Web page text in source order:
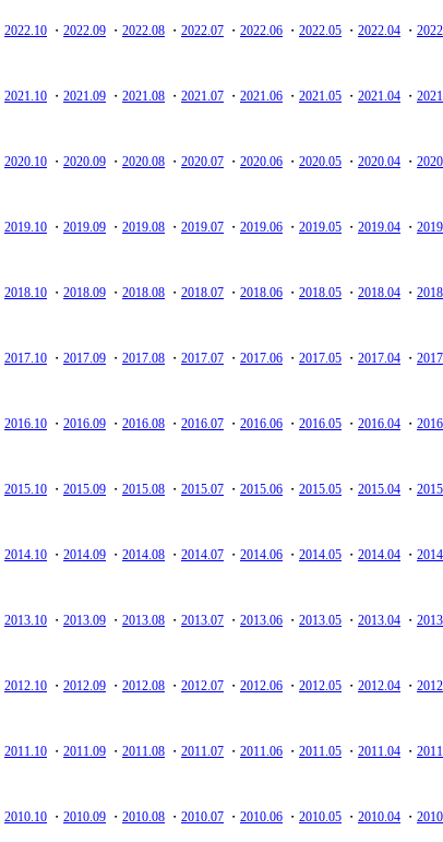
2022.10 ・ 2022.09 ・ 2022.08 ・ 2022.07 ・ 2022.06 ・ 2022.05 ・ 2022.04 ・
2021.10 ・ 2021.09 ・ 2021.08 ・ 2021.07 ・ 2021.06 ・ 2021.05 ・ 2021.04 ・
2020.10 ・ 2020.09 ・ 2020.08 ・ 2020.07 ・ 2020.06 ・ 2020.05 ・ 2020.04 ・
2019.10 ・ 2019.09 ・ 2019.08 ・ 2019.07 ・ 2019.06 ・ 2019.05 ・ 2019.04 ・
2018.10 ・ 2018.09 ・ 2018.08 ・ 2018.07 ・ 2018.06 ・ 2018.05 ・ 2018.04 ・
2017.10 ・ 2017.09 ・ 2017.08 ・ 2017.07 ・ 2017.06 ・ 2017.05 ・ 2017.04 ・
2016.10 ・ 2016.09 ・ 2016.08 ・ 2016.07 ・ 2016.06 ・ 2016.05 ・ 2016.04 ・
2015.10 ・ 2015.09 ・ 2015.08 ・ 2015.07 ・ 2015.06 ・ 2015.05 ・ 2015.04 ・
2014.10 ・ 2014.09 ・ 2014.08 ・ 2014.07 ・ 2014.06 ・ 2014.05 ・ 2014.04 ・
2013.10 ・ 2013.09 ・ 2013.08 ・ 2013.07 ・ 2013.06 ・ 2013.05 ・ 2013.04 ・
2012.10 ・ 2012.09 ・ 2012.08 ・ 2012.07 ・ 2012.06 ・ 2012.05 ・ 2012.04 ・
2011.10 ・ 2011.09 ・ 2011.08 ・ 2011.07 ・ 2011.06 ・ 2011.05 ・ 2011.04 ・
2010.10 ・ 2010.09 ・ 2010.08 ・ 2010.07 ・ 2010.06 ・ 2010.05 ・ 2010.04 ・